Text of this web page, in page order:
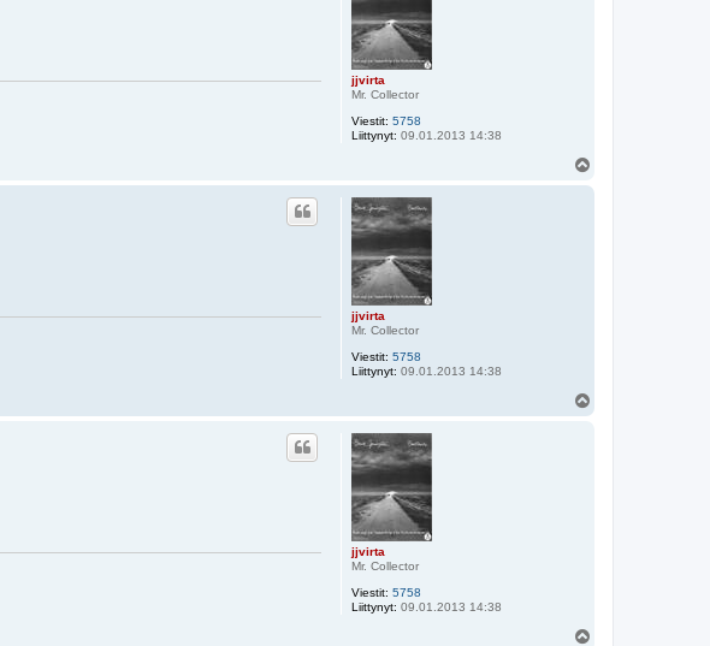
jjvirta
Mr. Collector
Viestit: 5758
Liittynyt: 09.01.2013 14:38
jjvirta
Mr. Collector
Viestit: 5758
Liittynyt: 09.01.2013 14:38
jjvirta
Mr. Collector
Viestit: 5758
Liittynyt: 09.01.2013 14:38